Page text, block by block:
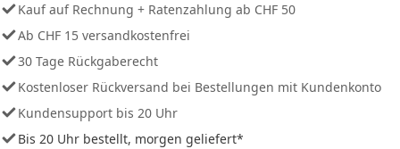
Kauf auf Rechnung + Ratenzahlung ab CHF 50
Ab CHF 15 versandkostenfrei
30 Tage Rückgaberecht
Kostenloser Rückversand bei Bestellungen mit Kundenkonto
Kundensupport bis 20 Uhr
Bis 20 Uhr bestellt, morgen geliefert*